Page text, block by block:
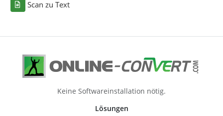
Scan zu Text
Keine Softwareinstallation nötig.
Lösungen